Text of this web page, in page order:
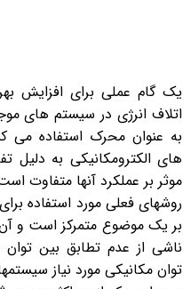
یک گام عملی برای افزایش
اتلاف انرژی در سیستم های
به عنوان محرک استفاده می
های الکترومکانیکی به دلیل
موثر بر عملکرد آنها متفاوت
روشهای فعلی مورد استفاده
بر یک موضوع متمرکز است و
ناشی از عدم تطابق بین
توان مکانیکی مورد نیاز